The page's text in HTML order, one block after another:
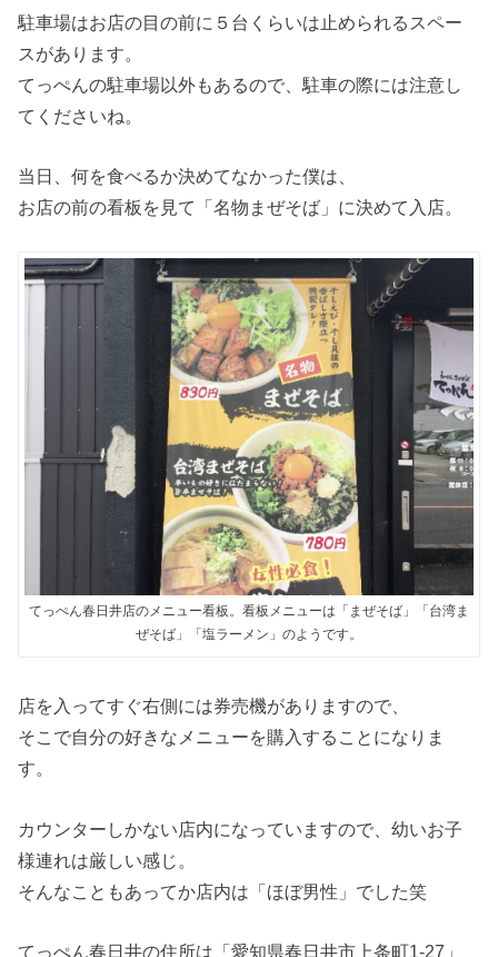
駐車場はお店の目の前に５台くらいは止められるスペー
スがあります。
てっぺんの駐車場以外もあるので、駐車の際には注意し
てくださいね。
当日、何を食べるか決めてなかった僕は、
お店の前の看板を見て「名物まぜそば」に決めて入店。
てっぺん春日井店のメニュー看板。看板メニューは「まぜそば」「台湾ま
ぜそば」「塩ラーメン」のようです。
店を入ってすぐ右側には券売機がありますので、
そこで自分の好きなメニューを購入することになりま
す。
カウンターしかない店内になっていますので、幼いお子
様連れは厳しい感じ。
そんなこともあってか店内は「ほぼ男性」でした笑
てっぺん春日井の住所は「愛知県春日井市上条町1-27」